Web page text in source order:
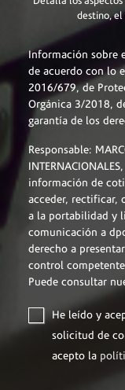
destino, el
Información sobre
de acuerdo con lo
2016/679, de
Orgánica 3/2018,
garantía de los
Responsable:
información de
acceder, rectificar,
a la portabilidad y
comunicación a
derecho a
control
Puede consultar
He leído y
solicitud de
acepto la